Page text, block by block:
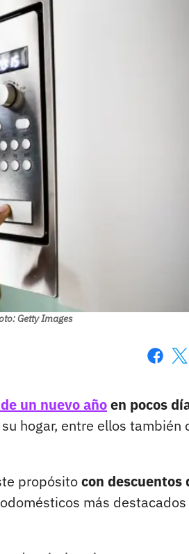
Getty Images
un nuevo añoen pocos
hogar, entre ellos también
propósitocon descuentos
más